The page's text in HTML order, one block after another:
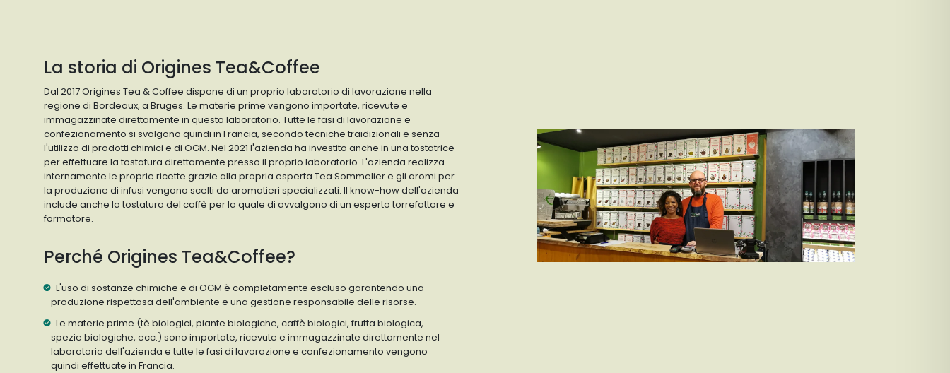
La storia di Origines Tea&Coffee
Dal 2017 Origines Tea & Coffee dispone di un proprio laboratorio di lavorazione nella
regione di Bordeaux, a Bruges. Le materie prime vengono importate, ricevute e
immagazzinate direttamente in questo laboratorio. Tutte le fasi di lavorazione e
confezionamento si svolgono quindi in Francia, secondo tecniche traidizionali e senza
l'utilizzo di prodotti chimici e di OGM. Nel 2021 l'azienda ha investito anche in una tostatrice
per effettuare la tostatura direttamente presso il proprio laboratorio. L'azienda realizza
internamente le proprie ricette grazie alla propria esperta Tea Sommelier e gli aromi per
la produzione di infusi vengono scelti da aromatieri specializzati. Il know-how dell'azienda
include anche la tostatura del caffè per la quale di avvalgono di un esperto torrefattore e
formatore.
Perché Origines Tea&Coffee?
L'uso di sostanze chimiche e di OGM è completamente escluso garantendo una
produzione rispettosa dell'ambiente e una gestione responsabile delle risorse.
Le materie prime (tè biologici, piante biologiche, caffè biologici, frutta biologica,
spezie biologiche, ecc.) sono importate, ricevute e immagazzinate direttamente nel
laboratorio dell'azienda e tutte le fasi di lavorazione e confezionamento vengono
quindi effettuate in Francia.